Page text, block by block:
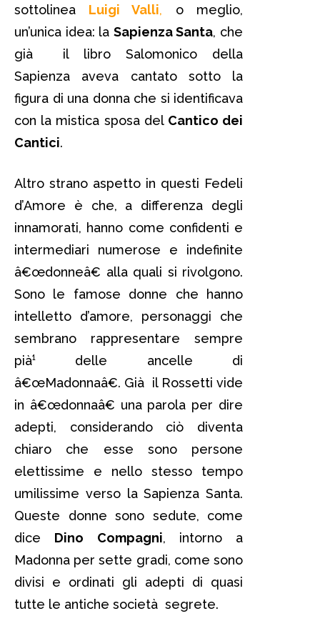
sottolinea Luigi Valli, o meglio,
un’unica idea: la Sapienza Santa, che
già il libro Salomonico della
Sapienza aveva cantato sotto la
figura di una donna che si identificava
con la mistica sposa del Cantico dei
Cantici.
Altro strano aspetto in questi Fedeli
d’Amore è che, a differenza degli
innamorati, hanno come confidenti e
intermediari numerose e indefinite
â€œdonneâ€ alla quali si rivolgono.
Sono le famose donne che hanno
intelletto d’amore, personaggi che
sembrano rappresentare sempre
pià¹ delle ancelle di
â€œMadonnaâ€. Già il Rossetti vide
in â€œdonnaâ€ una parola per dire
adepti, considerando ciò diventa
chiaro che esse sono persone
elettissime e nello stesso tempo
umilissime verso la Sapienza Santa.
Queste donne sono sedute, come
dice Dino Compagni, intorno a
Madonna per sette gradi, come sono
divisi e ordinati gli adepti di quasi
tutte le antiche società segrete.